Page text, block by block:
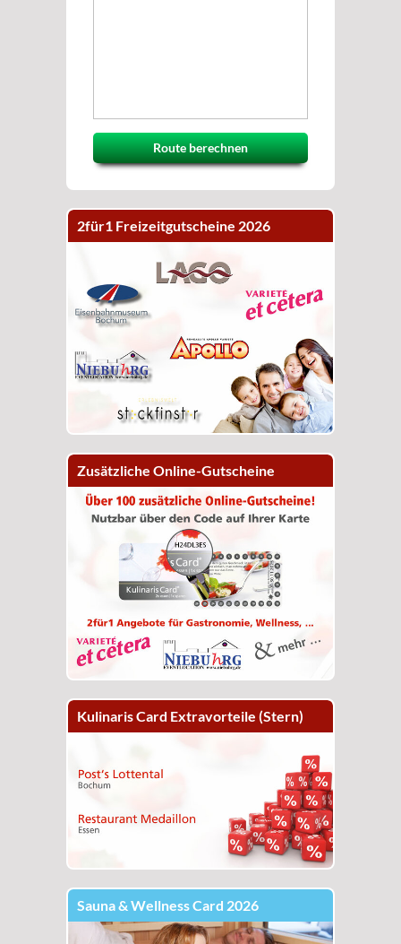
Route berechnen
2für1 Freizeitgutscheine 2026
Zusätzliche Online-Gutscheine
Kulinaris Card Extravorteile (Stern)
Sauna & Wellness Card 2026